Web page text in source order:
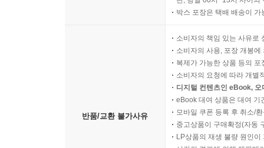
박스 포장은 택배 배송이
반품/교환 불가사유
소비자의 책임 있는 사유로
소비자의 사용, 포장 개봉
복제가 가능한 상품 등의
소비자의 요청에 따라 개별
디지털 컨텐츠인 eBook,
eBook 대여 상품은 대여 기
모바일 쿠폰 등록 후 취소/
중고상품이 구매확정(자동
LP상품의 재생 불량 원인